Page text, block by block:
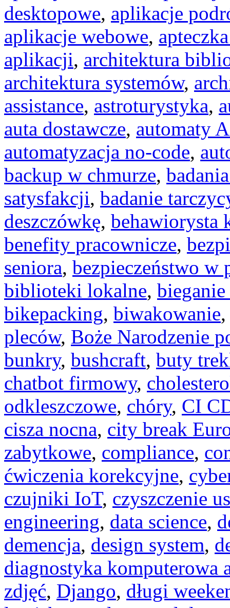
desktopowe, aplikacje
aplikacje webowe,
aplikacji, architektura
architektura systemów,
assistance, astroturystyka,
auta dostawcze, automaty
automatyzacja no-code,
backup w chmurze,
satysfakcji, badanie
deszczówkę, behawiorysta
benefity pracownicze,
seniora, bezpieczeństwo w
biblioteki lokalne,
bikepacking, biwakowanie
pleców, Boże Narodzenie
bunkry, bushcraft, buty
chatbot firmowy,
odkleszczowe, chóry, CI
cisza nocna, city break
zabytkowe, compliance,
ćwiczenia korekcyjne,
czujniki IoT, czyszczenie
engineering, data science,
demencja, design system,
diagnostyka komputerowa
zdjęć, Django, długi